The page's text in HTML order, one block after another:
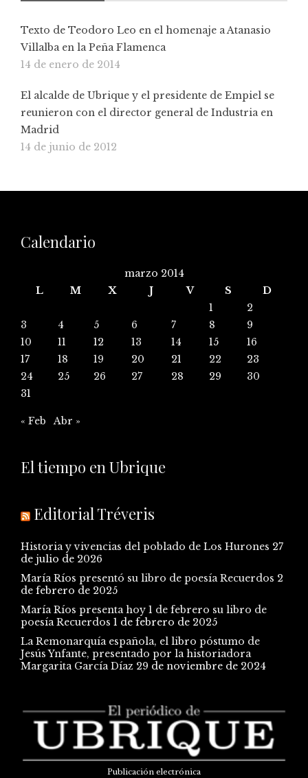
Texto de Teodoro Leo en el homenaje a Atanasio
Villalba en la Peña Flamenca
14 de enero de 2014
El alcalde de Ubrique y el presidente de Empiel se
reunieron con el director general de Industria en
Madrid
14 de junio de 2012
Calendario
marzo 2014
L
M X J V S
D
1
2
3
4 5 6 7 8
9
10
11 12 13 14 15
16
17
18 19 20 21 22
23
24
25 26 27 28 29
30
31
« Feb Abr »
El tiempo en Ubrique
Editorial Tréveris
Historia y vivencias del poblado de Los Hurones 27
de julio de 2026
María Ríos presentó su libro de poesía Recuerdos 2
de febrero de 2025
María Ríos presenta hoy 1 de febrero su libro de
poesía Recuerdos 1 de febrero de 2025
La Remonarquía española, el libro póstumo de
Jesús Ynfante, presentado por la historiadora
Margarita García Díaz 29 de noviembre de 2024
Publicación electrónica